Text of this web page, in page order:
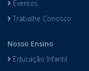
Nossa Evolução
Unidades